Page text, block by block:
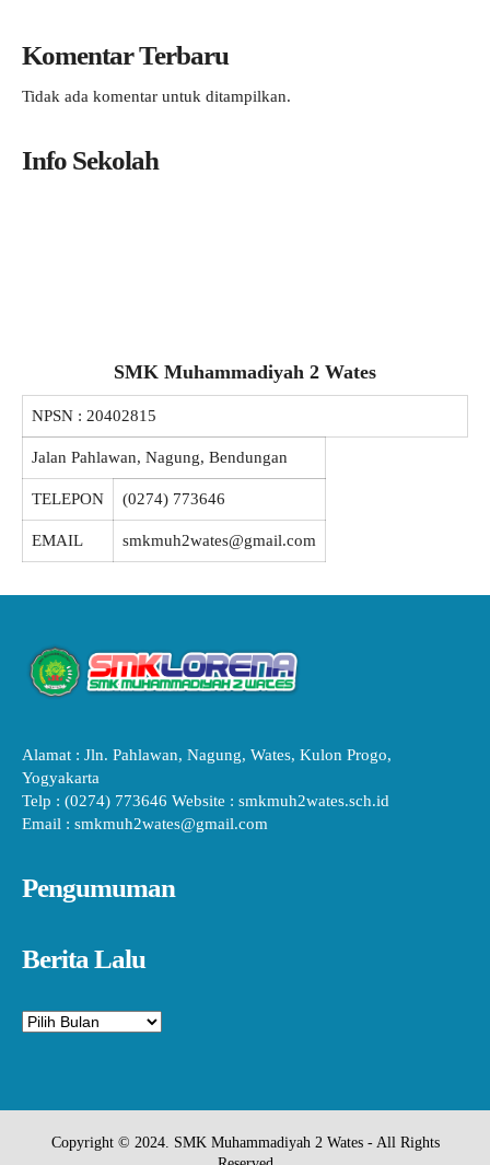
Komentar Terbaru
Tidak ada komentar untuk ditampilkan.
Info Sekolah
SMK Muhammadiyah 2 Wates
NPSN : 20402815
Jalan Pahlawan, Nagung, Bendungan
TELEPON (0274) 773646
EMAIL smkmuh2wates@gmail.com
Alamat : Jln. Pahlawan, Nagung, Wates, Kulon Progo,
Yogyakarta
Telp : (0274) 773646 Website : smkmuh2wates.sch.id
Email : smkmuh2wates@gmail.com
Pengumuman
Berita Lalu
Arsip
Copyright © 2024. SMK Muhammadiyah 2 Wates - All Rights